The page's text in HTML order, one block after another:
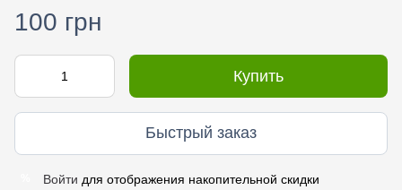
100 грн
Купить
Быстрый заказ
Войти для отображения накопительной скидки